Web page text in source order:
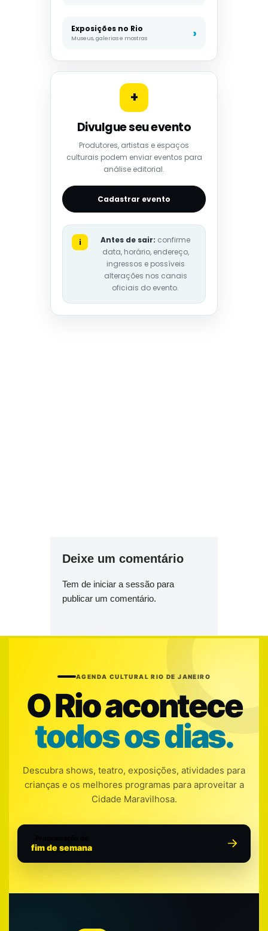
Exposições no Rio
Museus, galerias e mostras
+
Divulgue seu evento
Produtores, artistas e espaços
culturais podem enviar eventos para
análise editorial.
Cadastrar evento
i Antes de sair: confirme
data, horário, endereço,
ingressos e possíveis
alterações nos canais
oficiais do evento.
Deixe um comentário
Tem de iniciar a sessão para
publicar um comentário.
AGENDA CULTURAL RIO DE JANEIRO
O Rio acontece
todos os dias.
Descubra shows, teatro, exposições, atividades para
crianças e os melhores programas para aproveitar a
Cidade Maravilhosa.
fim de semana